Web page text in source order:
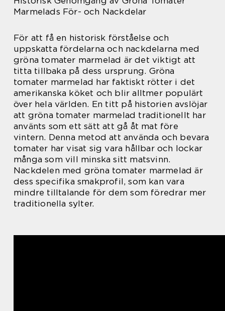
Marmelads För- och Nackdelar
För att få en historisk förståelse och
uppskatta fördelarna och nackdelarna med
gröna tomater marmelad är det viktigt att
titta tillbaka på dess ursprung. Gröna
tomater marmelad har faktiskt rötter i det
amerikanska köket och blir alltmer populärt
över hela världen. En titt på historien avslöjar
att gröna tomater marmelad traditionellt har
använts som ett sätt att gå åt mat före
vintern. Denna metod att använda och bevara
tomater har visat sig vara hållbar och lockar
många som vill minska sitt matsvinn.
Nackdelen med gröna tomater marmelad är
dess specifika smakprofil, som kan vara
mindre tilltalande för dem som föredrar mer
traditionella sylter.